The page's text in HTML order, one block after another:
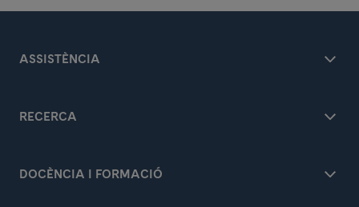
ASSISTÈNCIA
RECERCA
DOCÈNCIA I FORMACIÓ